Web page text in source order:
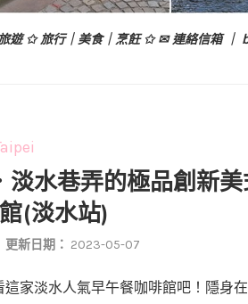
遊 ✩ 旅行｜美食｜烹飪 ✩ ✉ 連絡信箱 ｜
水巷弄的極品創新美
(淡水站)
更新日期： 2023-05-07
家淡水人氣早午餐咖啡館吧！隱身